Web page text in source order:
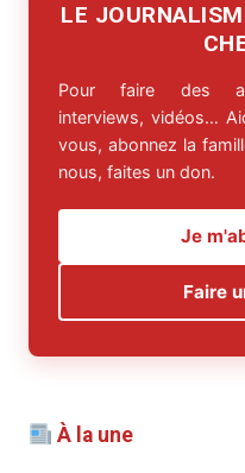
LE
Pour faire des
interviews, vidéos…
vous, abonnez la
nous, faites un don.
Je
Faire
À la une